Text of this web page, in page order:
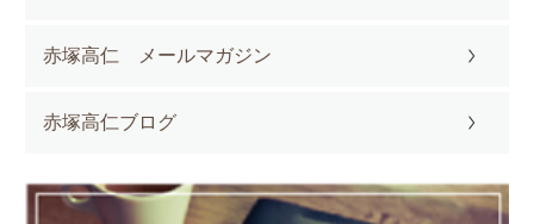
赤塚高仁 メールマガジン
赤塚高仁ブログ